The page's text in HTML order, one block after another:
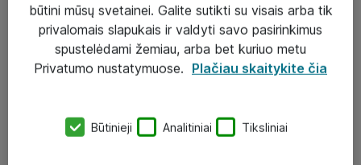
Sprendimai
Įgyvendinti projektai
Atea ekspertų patarimai verslui
UAB „ATEA“
būtini mūsų svetainei. Galite sutikti su visais arba tik
privalomais slapukais ir valdyti savo pasirinkimus
spustelėdami žemiau, arba bet kuriuo metu
Privatumo nustatymuose. Plačiau skaitykite čia
Būtinieji Analitiniai Tiksliniai